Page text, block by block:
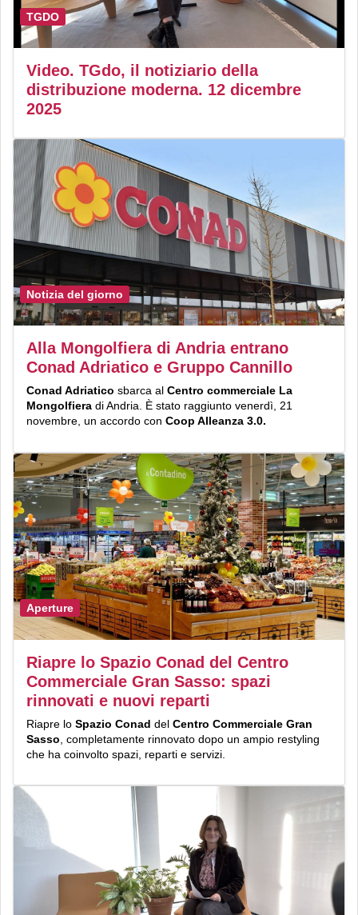
TGDO
Video. TGdo, il notiziario della
distribuzione moderna. 12 dicembre
2025
Notizia del giorno
Alla Mongolfiera di Andria entrano
Conad Adriatico e Gruppo Cannillo
Conad Adriatico sbarca al Centro commerciale La
Mongolfiera di Andria. È stato raggiunto venerdì, 21
novembre, un accordo con Coop Alleanza 3.0.
Aperture
Riapre lo Spazio Conad del Centro
Commerciale Gran Sasso: spazi
rinnovati e nuovi reparti
Riapre lo Spazio Conad del Centro Commerciale Gran
Sasso , completamente rinnovato dopo un ampio restyling
che ha coinvolto spazi, reparti e servizi.